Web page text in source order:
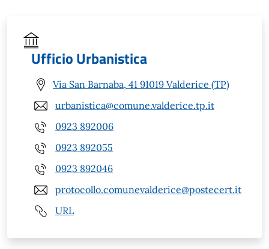
Ufficio Urbanistica
Via San Barnaba, 41 91019 Valderice (TP)
urbanistica@comune.valderice.tp.it
0923 892006
0923 892055
0923 892046
protocollo.comunevalderice@postecert.it
URL